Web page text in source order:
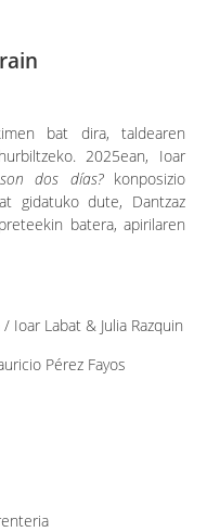
bat dira, taldearen
2025ean, Ioar
dos días?konposizio
gidatuko dute, Dantzaz
batera, apirilaren
Ioar Labat & Julia Razquin
Pérez Fayos